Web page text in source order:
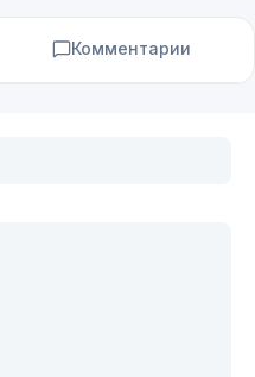
Комментарии